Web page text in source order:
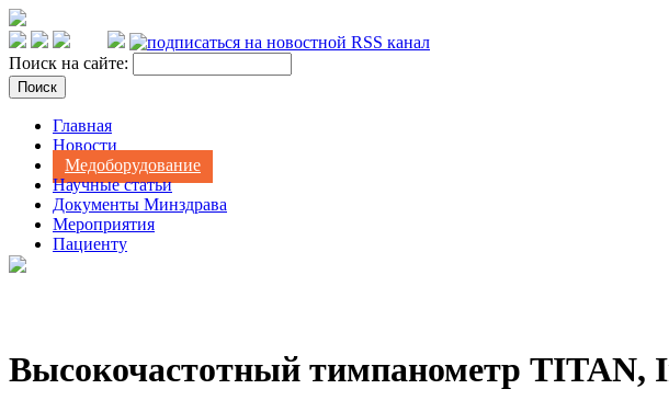
Поиск на сайте:
Главная
Новости
Медоборудование
Научные статьи
Документы Минздрава
Мероприятия
Пациенту
Высокочастотный тимпанометр TITAN,